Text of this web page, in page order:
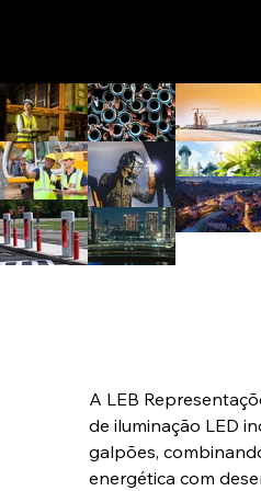
A LEB
de iluminação LED
galpões,
energética com